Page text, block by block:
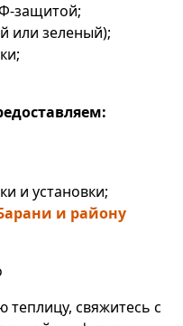
защитой;
или зеленый);
и установки;
и району
свяжитесь с